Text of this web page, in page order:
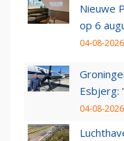
Nieuwe
op 6
04-08-
Esbjerg:
04-08-